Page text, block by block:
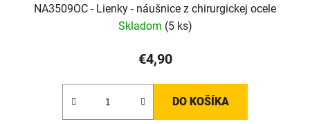
NA3509OC - Lienky - náušnice z chirurgickej ocele
Skladom (5 ks)
€4,90
DO KOŠÍKA